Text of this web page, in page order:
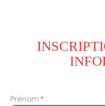
Prénom *